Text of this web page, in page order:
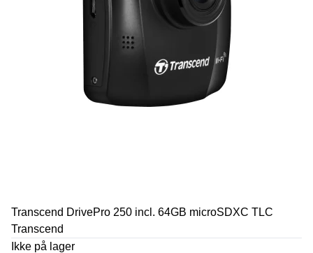
Transcend DrivePro 250 incl. 64GB microSDXC TLC
Transcend
Ikke på lager